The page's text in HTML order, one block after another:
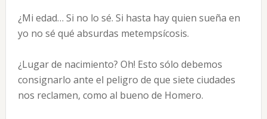
¿Mi edad… Si no lo sé. Si hasta hay quien sueña en
yo no sé qué absurdas metempsícosis.
¿Lugar de nacimiento? Oh! Esto sólo debemos
consignarlo ante el peligro de que siete ciudades
nos reclamen, como al bueno de Homero.